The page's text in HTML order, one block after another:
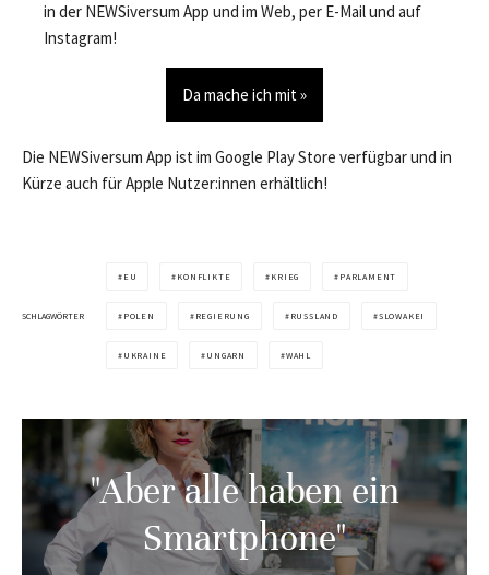
in der NEWSiversum App und im Web, per E-Mail und auf
Instagram!
Da mache ich mit »
Die NEWSiversum App ist im Google Play Store verfügbar und in
Kürze auch für Apple Nutzer:innen erhältlich!
SCHLAGWÖRTER
EU KONFLIKTE KRIEG PARLAMENT
POLEN REGIERUNG RUSSLAND SLOWAKEI
UKRAINE UNGARN WAHL
"Aber alle haben ein
Smartphone"